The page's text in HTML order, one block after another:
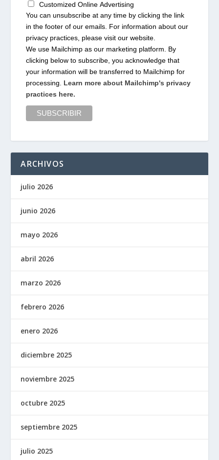
Customized Online Advertising
You can unsubscribe at any time by clicking the link
in the footer of our emails. For information about our
privacy practices, please visit our website.
We use Mailchimp as our marketing platform. By
clicking below to subscribe, you acknowledge that
your information will be transferred to Mailchimp for
processing. Learn more about Mailchimp's privacy
practices here.
ARCHIVOS
julio 2026
junio 2026
mayo 2026
abril 2026
marzo 2026
febrero 2026
enero 2026
diciembre 2025
noviembre 2025
octubre 2025
septiembre 2025
julio 2025